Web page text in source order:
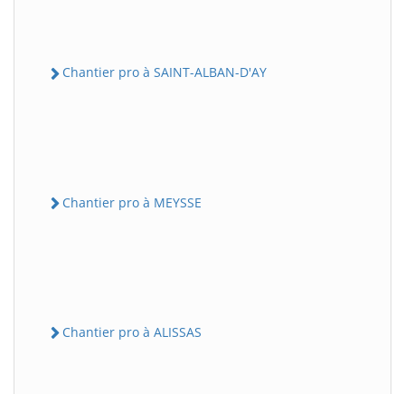
Chantier pro à SAINT-ALBAN-D'AY
Chantier pro à MEYSSE
Chantier pro à ALISSAS